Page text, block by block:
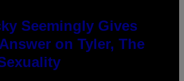
Seemingly Gives
on Tyler, The